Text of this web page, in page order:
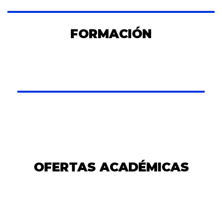
FORMACIÓN
OFERTAS ACADÉMICAS